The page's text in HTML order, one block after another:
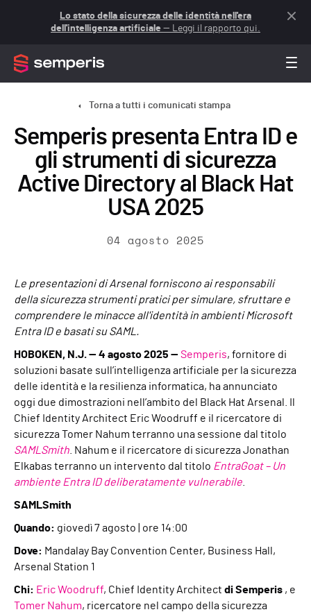
Lo stato della sicurezza delle identità nell'era
dell'intelligenza artificiale — Leggi il rapporto qui.
Torna a tutti i comunicati stampa
Semperis presenta Entra ID e
gli strumenti di sicurezza
Active Directory al Black Hat
USA 2025
04 agosto 2025
Le presentazioni di Arsenal forniscono ai responsabili
della sicurezza strumenti pratici per simulare, sfruttare e
comprendere le minacce all'identità in ambienti Microsoft
Entra ID e basati su SAML.
HOBOKEN, N.J.— 4 agosto 2025 — Semperis, fornitore di
soluzioni basate sull’intelligenza artificiale per la sicurezza
delle identità e la resilienza informatica, ha annunciato
oggi due dimostrazioni nell’ambito del Black Hat Arsenal. Il
Chief Identity Architect Eric Woodruff e il ricercatore di
sicurezza Tomer Nahum terranno una sessione dal titolo
SAMLSmith . Nahum e il ricercatore di sicurezza Jonathan
Elkabas terranno un intervento dal titolo EntraGoat – Un
ambiente Entra ID deliberatamente vulnerabile
SAMLSmith
Quando: giovedì 7 agosto | ore 14:00
Dove: Mandalay Bay Convention Center, Business Hall,
Arsenal Station 1
Chi: Eric Woodruff, Chief Identity Architect di Semperis , e
Tomer Nahum, ricercatore nel campo della sicurezza